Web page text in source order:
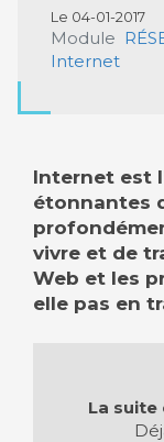
Le 04-01-2017
Module
Internet
Internet est
étonnantes
vivre et de
Web et les
elle pas en
La suite